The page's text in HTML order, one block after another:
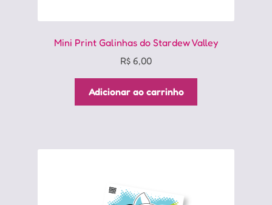
Mini Print Galinhas do Stardew Valley
R$ 6,00
Adicionar ao carrinho